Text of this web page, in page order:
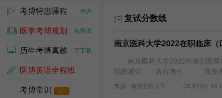
考博特惠课程 特惠
医学考博规划 免费课
历年考博真题 可下载
医博英语全程班
考博常识 入门
复试分数线
南京医科大学2022在职临床
南京医科大学2022年在职医师
线的通知 各位考生： 现发布我
来源 : 南京医科大学 08月22日